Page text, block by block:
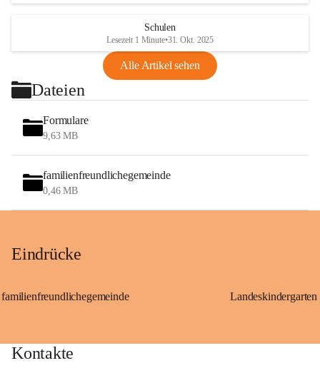
Schulen
Lesezeit 1 Minute•31. Okt. 2025
Alle Artikel sehen
Dateien
Formulare
9,63 MB
familienfreundlichegemeinde
0,46 MB
Eindrücke
familienfreundlichegemeinde
Kontakte